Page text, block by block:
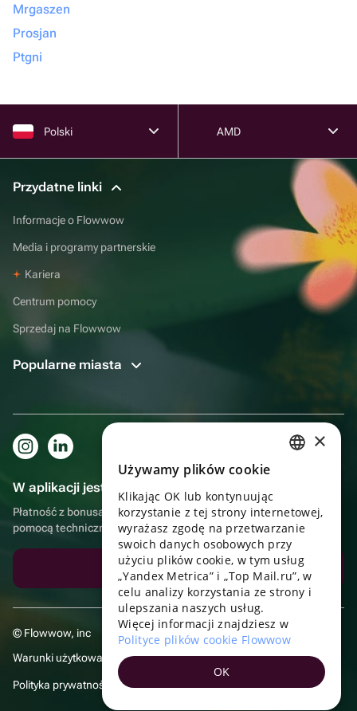
Mrgaszen
Prosjan
Ptgni
Polski AMD
Przydatne linki
Informacje o Flowwow
Media i programy partnerskie
Kariera
Centrum pomocy
Sprzedaj na Flowwow
Popularne miasta
W aplikacji jest to jeszcze wygodniejsze!
Płatność z bonusami, samodzielna dostawa, wygodny czat z
pomocą techniczną
Pobierz aplikację
© Flowwow, inc
Warunki użytkowania
Polityka prywatności
UKRAINIAN
PORTUGUESE
SPANISH
TURKISH
×
Używamy plików cookie
Klikając OK lub kontynuując
korzystanie z tej strony internetowej,
wyrażasz zgodę na przetwarzanie
swoich danych osobowych przy
użyciu plików cookie, w tym usług
„Yandex Metrica” i „Top Mail.ru”, w
celu analizy korzystania ze strony i
ulepszania naszych usług.
Więcej informacji znajdziesz w
Polityce plików cookie Flowwow
OK